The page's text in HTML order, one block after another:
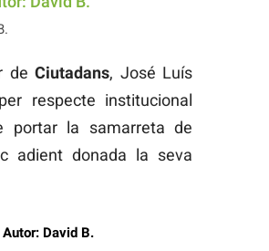
deCiutadans, José Luís
respecte institucional
portar la samarreta de
adient donada la seva
David B.